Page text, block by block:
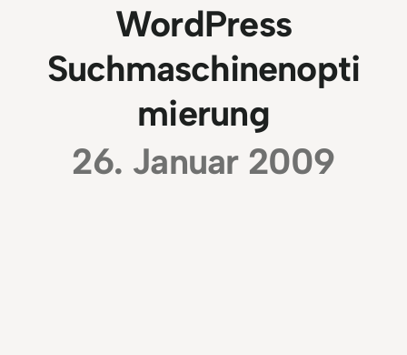
WordPress
Suchmaschinenopti
mierung
26. Januar 2009